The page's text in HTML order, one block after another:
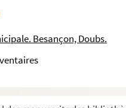
Besançon, Doubs.
(1542). Imprimé
D. Mariana de Austria,
nuestra señora, en el real
señor, en tratar y recibir à